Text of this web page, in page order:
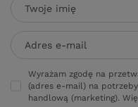
Twoje imię
Adres e-mail
Wyrażam zgodę na
(adres e-mail) na
handlową (marketing).